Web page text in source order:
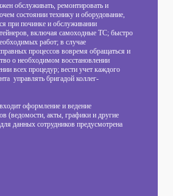
обслуживать, ремонтировать и
состоянии технику и оборудование,
при починке и обслуживании
включая самоходные ТС; быстро
работ; в случае
процессов вовремя обращаться и
о необходимом восстановлении
всех процедур; вести учет каждого
управлять бригадой коллег-
оформление и ведение
(ведомости, акты, графики и другие
данных сотрудников предусмотрена